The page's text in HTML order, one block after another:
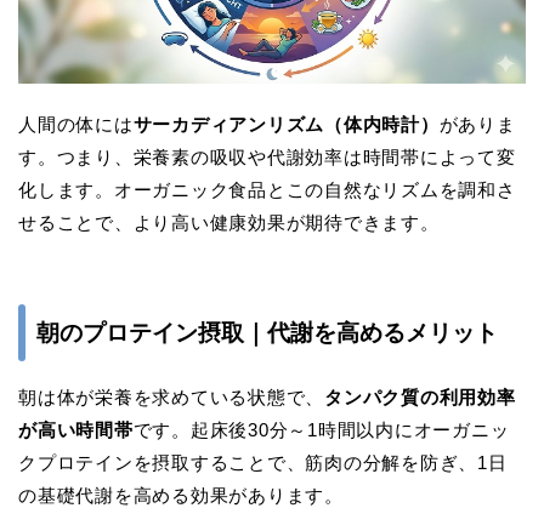
人間の体にはサーカディアンリズム（体内時計） がありま
す。つまり、栄養素の吸収や代謝効率は時間帯によって変
化します。オーガニック食品とこの自然なリズムを調和さ
せることで、より高い健康効果が期待できます。
朝のプロテイン摂取｜代謝を高めるメリット
朝は体が栄養を求めている状態で、 タンパク質の利用効率
が高い時間帯です。起床後30分～1時間以内にオーガニッ
クプロテインを摂取することで、筋肉の分解を防ぎ、1日
の基礎代謝を高める効果があります。